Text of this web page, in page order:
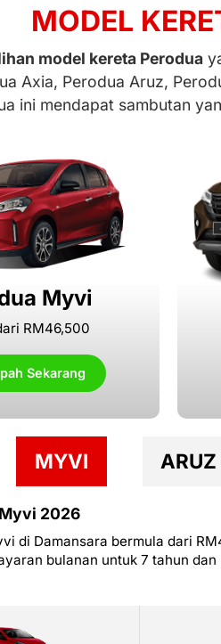
MODEL
model kereta Perodua
Axia, Perodua Aruz,
ini mendapat sambutan
Myvi
RM46,500
Sekarang
MYVI ARUZ
2026
di Damansara bermula dari
bulanan untuk 7 tahun